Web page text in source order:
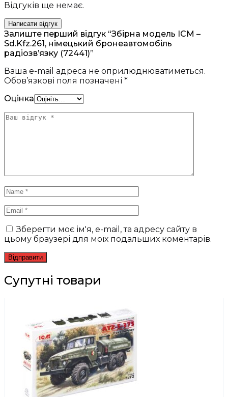
Відгуків ще немає.
Написати відгук
Залиште перший відгук “Збірна модель ICM –
Sd.Kfz.261, німецький бронеавтомобіль
радіозв’язку (72441)”
Ваша e-mail адреса не оприлюднюватиметься.
Обов’язкові поля позначені *
Оцінка
Зберегти моє ім'я, e-mail, та адресу сайту в
цьому браузері для моїх подальших коментарів.
Супутні товари